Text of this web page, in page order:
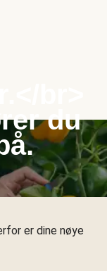
du
er dine nøye